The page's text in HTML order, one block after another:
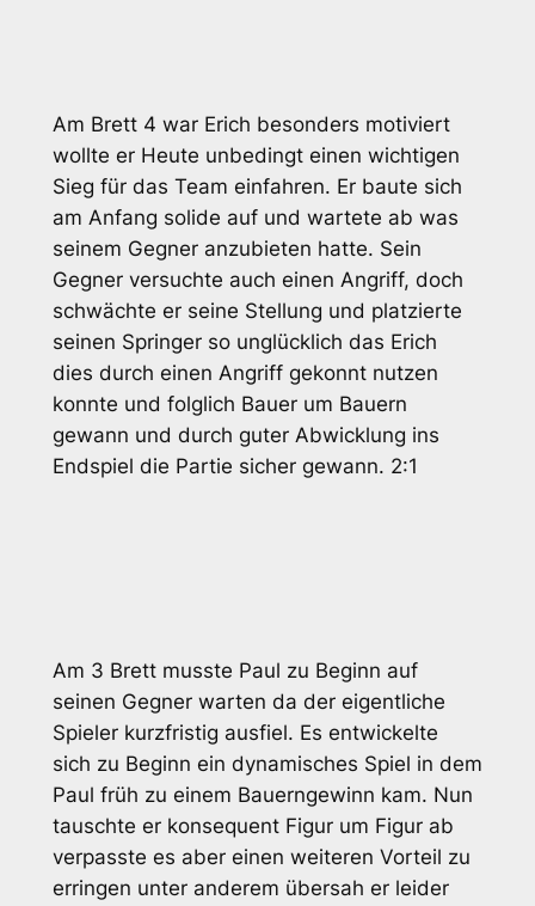
Am Brett 4 war Erich besonders motiviert
wollte er Heute unbedingt einen wichtigen
Sieg für das Team einfahren. Er baute sich
am Anfang solide auf und wartete ab was
seinem Gegner anzubieten hatte. Sein
Gegner versuchte auch einen Angriff, doch
schwächte er seine Stellung und platzierte
seinen Springer so unglücklich das Erich
dies durch einen Angriff gekonnt nutzen
konnte und folglich Bauer um Bauern
gewann und durch guter Abwicklung ins
Endspiel die Partie sicher gewann. 2:1
Am 3 Brett musste Paul zu Beginn auf
seinen Gegner warten da der eigentliche
Spieler kurzfristig ausfiel. Es entwickelte
sich zu Beginn ein dynamisches Spiel in dem
Paul früh zu einem Bauerngewinn kam. Nun
tauschte er konsequent Figur um Figur ab
verpasste es aber einen weiteren Vorteil zu
erringen unter anderem übersah er leider